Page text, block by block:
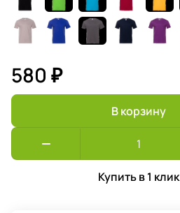
580 ₽
В корзину
Купить в 1 клик